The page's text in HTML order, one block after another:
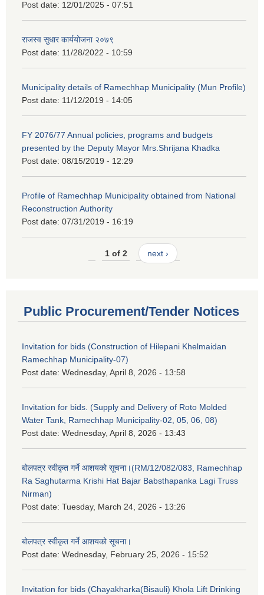
Post date: 12/01/2025 - 07:51
राजस्व सुधार कार्ययोजना २०७९
Post date: 11/28/2022 - 10:59
Municipality details of Ramechhap Municipality (Mun Profile)
Post date: 11/12/2019 - 14:05
FY 2076/77 Annual policies, programs and budgets
presented by the Deputy Mayor Mrs.Shrijana Khadka
Post date: 08/15/2019 - 12:29
Profile of Ramechhap Municipality obtained from National
Reconstruction Authority
Post date: 07/31/2019 - 16:19
1 of 2 next ›
Public Procurement/Tender Notices
Invitation for bids (Construction of Hilepani Khelmaidan
Ramechhap Municipality-07)
Post date: Wednesday, April 8, 2026 - 13:58
Invitation for bids. (Supply and Delivery of Roto Molded
Water Tank, Ramechhap Municipality-02, 05, 06, 08)
Post date: Wednesday, April 8, 2026 - 13:43
बोलपत्र स्वीकृत गर्ने आशयको सूचना।(RM/12/082/083, Ramechhap
Ra Saghutarma Krishi Hat Bajar Babsthapanka Lagi Truss
Nirman)
Post date: Tuesday, March 24, 2026 - 13:26
बोलपत्र स्वीकृत गर्ने आशयको सूचना।
Post date: Wednesday, February 25, 2026 - 15:52
Invitation for bids (Chayakharka(Bisauli) Khola Lift Drinking